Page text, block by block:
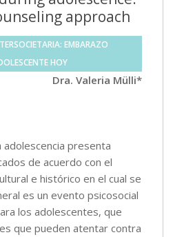
approach
EMBARAZO
HOY
Dra. Valeria Mülli*
adolescencia presenta
de acuerdo con el
e histórico en el cual se
es un evento psicosocial
los adolescentes, que
que pueden atentar contra